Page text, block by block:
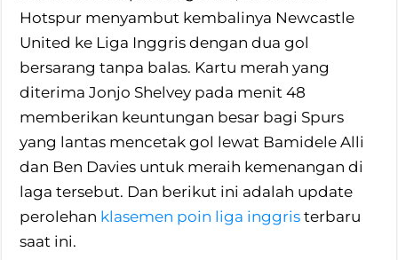
Hotspur menyambut kembalinya Newcastle
United ke Liga Inggris dengan dua gol
bersarang tanpa balas. Kartu merah yang
diterima Jonjo Shelvey pada menit 48
memberikan keuntungan besar bagi Spurs
yang lantas mencetak gol lewat Bamidele Alli
dan Ben Davies untuk meraih kemenangan di
laga tersebut. Dan berikut ini adalah update
perolehan klasemen poin liga inggris terbaru
saat ini.